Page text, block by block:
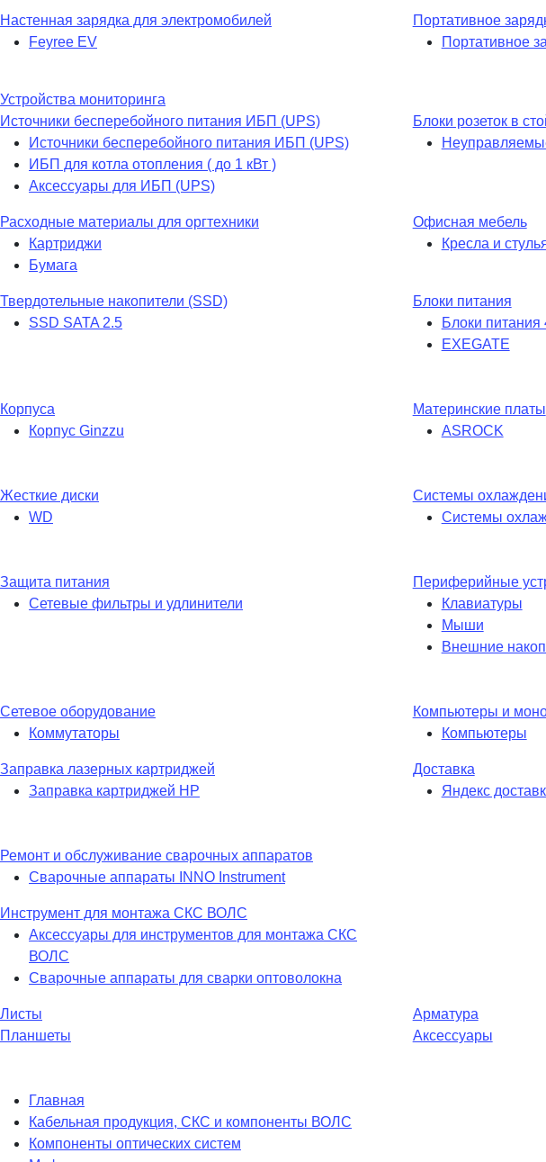
Настенная зарядка для электромобилей
Feyree EV
Портативное
Портативное
Устройства мониторинга
Источники бесперебойного питания ИБП (UPS)
Источники бесперебойного питания ИБП (UPS)
ИБП для котла отопления ( до 1 кВт )
Аксессуары для ИБП (UPS)
Блоки розеток в
Расходные материалы для оргтехники
Картриджи
Бумага
Офисная мебель
Кресла и
Твердотельные накопители (SSD)
SSD SATA 2.5
Блоки питания
Блоки питания
EXEGATE
Корпуса
Корпус Ginzzu
Материнские платы
ASROCK
Жесткие диски
WD
Системы
Системы
Защита питания
Сетевые фильтры и удлинители
Периферийные
Клавиатуры
Мыши
Внешние
Сетевое оборудование
Коммутаторы
Компьютеры и
Компьютеры
Заправка лазерных картриджей
Заправка картриджей HP
Доставка
Яндекс
Ремонт и обслуживание сварочных аппаратов
Сварочные аппараты INNO Instrument
Инструмент для монтажа СКС ВОЛС
Аксессуары для инструментов для монтажа СКС
ВОЛС
Сварочные аппараты для сварки оптоволокна
Листы
Арматура
Планшеты
Аксессуары
Главная
Кабельная продукция, СКС и компоненты ВОЛС
Компоненты оптических систем